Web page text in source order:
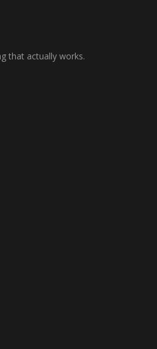
that actually works.